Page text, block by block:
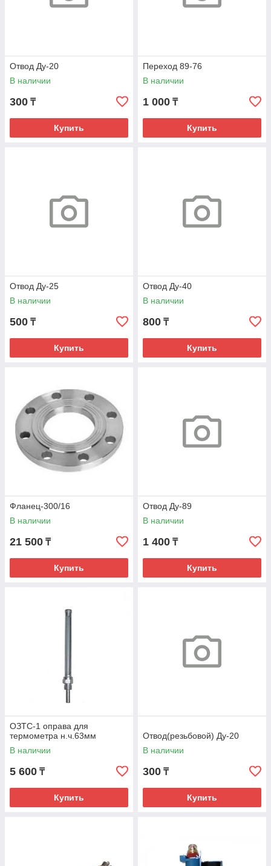
Отвод Ду-20
В наличии
300 ₸
Купить
Переход 89-76
В наличии
1 000 ₸
Купить
Отвод Ду-25
В наличии
500 ₸
Купить
Отвод Ду-40
В наличии
800 ₸
Купить
Фланец-300/16
В наличии
21 500 ₸
Купить
Отвод Ду-89
В наличии
1 400 ₸
Купить
ОЗТС-1 оправа для
термометра н.ч.63мм
В наличии
5 600 ₸
Купить
Отвод(резьбовой) Ду-20
В наличии
300 ₸
Купить